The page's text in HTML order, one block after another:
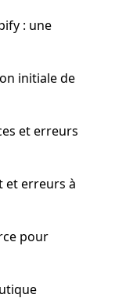
: une
initiale de
et erreurs
et erreurs à
pour